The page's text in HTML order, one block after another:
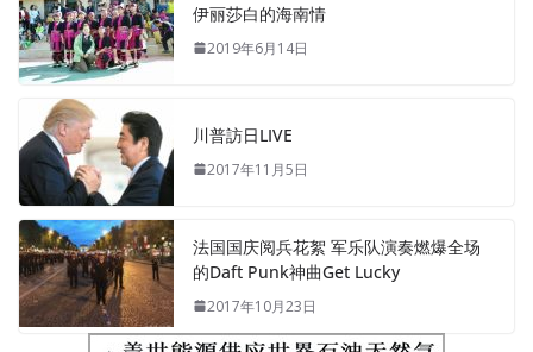
伊丽莎白的海南情
2019年6月14日
川普訪日LIVE
2017年11月5日
法国国庆阅兵花絮 军乐队演奏燃爆全场
的Daft Punk神曲Get Lucky
2017年10月23日